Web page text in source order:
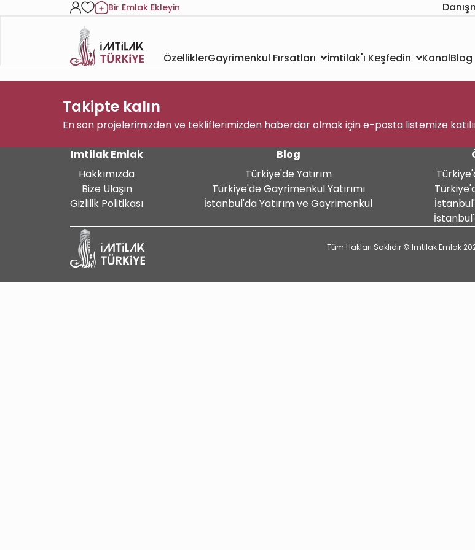
Bir Emlak Ekleyin
ÖzelliklerGayrimenkul Fırsatları İmtilak'ı Keşfedin KanalBlog
Takipte kalın
En son projelerimizden ve tekliflerimizden haberdar olmak için e-posta listemize
Imtilak Emlak
Hakkımızda
Bize Ulaşın
Gizlilik Politikası
Blog
Türkiye'de Yatırım
Türkiye'de Gayrimenkul Yatırımı
İstanbul'da Yatırım ve Gayrimenkul
Tüm Hakları Saklıdır © Imtilak Emlak